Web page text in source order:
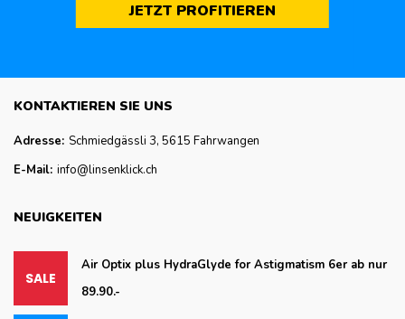
JETZT PROFITIEREN
KONTAKTIEREN SIE UNS
Adresse: Schmiedgässli 3, 5615 Fahrwangen
E-Mail: info@linsenklick.ch
NEUIGKEITEN
Air Optix plus HydraGlyde for Astigmatism 6er ab nur
89.90.-